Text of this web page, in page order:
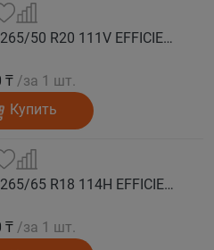
GOODYEAR Автошина 265/50 R20 111V EFFICIENTGRIP 2 SUV XL лето
₸ /за 1 шт.
Купить
GOODYEAR Автошина 265/65 R18 114H EFFICIENTGRIP 2 SUV лето
₸ /за 1 шт.